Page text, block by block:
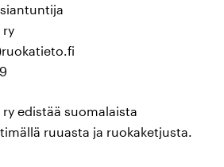
ry
edistää suomalaista
ruuasta ja ruokaketjusta.